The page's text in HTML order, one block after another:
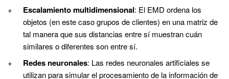
Escalamiento multidimensional: El EMD ordena los
objetos (en este caso grupos de clientes) en una matriz de
tal manera que sus distancias entre sí muestran cuán
similares o diferentes son entre sí.
Redes neuronales: Las redes neuronales artificiales se
utilizan para simular el procesamiento de la información de